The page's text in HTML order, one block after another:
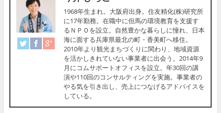
1968年生まれ。大阪府出身。住友精化(株)研究所
に17年勤務。在職中に但馬の環境教育を支援す
るＮＰＯを設立。自然豊かな暮らしに憧れ、日本
海に面する兵庫県最北の町・香美町へ移住。
2010年より観光まちづくりに関わり、地域資源
を活かしきれていない事業者に出会う。2014年9
月にコムサポートオフィスを設立。年30回の講
演や110回のコンサルティングを実施。事業者の
やる気を引き出し、売上につなげるアドバイスを
している。